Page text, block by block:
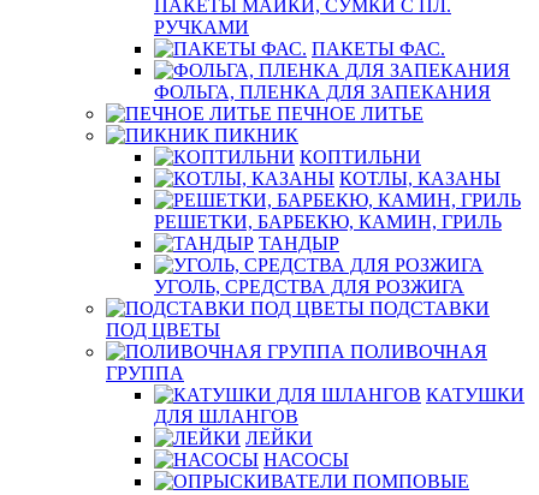
ПАКЕТЫ МАЙКИ, СУМКИ С ПЛ.
РУЧКАМИ
ПАКЕТЫ ФАС.
ФОЛЬГА, ПЛЕНКА ДЛЯ ЗАПЕКАНИЯ
ПЕЧНОЕ ЛИТЬЕ
ПИКНИК
КОПТИЛЬНИ
КОТЛЫ, КАЗАНЫ
РЕШЕТКИ, БАРБЕКЮ, КАМИН, ГРИЛЬ
ТАНДЫР
УГОЛЬ, СРЕДСТВА ДЛЯ РОЗЖИГА
ПОДСТАВКИ
ПОД ЦВЕТЫ
ПОЛИВОЧНАЯ
ГРУППА
КАТУШКИ
ДЛЯ ШЛАНГОВ
ЛЕЙКИ
НАСОСЫ